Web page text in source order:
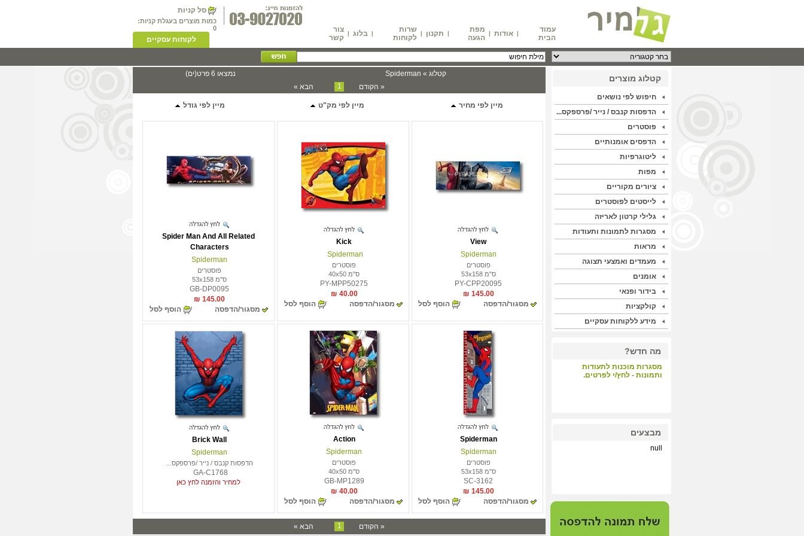
עמוד
הבית
| אודות |
מפת
הגעה
| תקנון |
שרות
לקוחות
| בלוג | צור
קשר
סל קניות
כמות מוצרים בעגלת קניות:
0
לקוחות עסקיים
קטלוג מוצרים
חיפוש לפי נושאים
הדפסות קנבס / נייר /פרספקס...
פוסטרים
הדפסים אומנותיים
ליטוגרפיות
מפות
ציורים מקוריים
לייסטים לפוסטרים
גלילי קרטון לאריזה
מסגרות לתמונות ותעודות
מראות
מעמדים ואמצעי תצוגה
אומנים
בידור ופנאי
קולקציות
מידע ללקוחות עסקיים
מה חדש?
מסגרות מוכנות לתעודות
ותמונות - לחץ/י לפרטים.
וסימולציה - לחץ/י לפרטים.
מבצעים
null
קטלוג » Spiderman
נמצאו 6 פרט(ים)
« הקודם
1 הבא »
מיין לפי מחיר מיין לפי מק"ט מיין לפי גודל
View
Spiderman
פוסטרים
ס"מ 53x158
PY-CPP20095
145.00 ₪
מסגור/הדפסה
הוסף לסל
Kick
Spiderman
פוסטרים
ס"מ 40x50
PY-MPP50275
40.00 ₪
מסגור/הדפסה
הוסף לסל
Spider Man And All Related
Characters
Spiderman
פוסטרים
ס"מ 53x158
GB-DP0095
145.00 ₪
מסגור/הדפסה
הוסף לסל
Spiderman
Spiderman
פוסטרים
ס"מ 53x158
SC-3162
145.00 ₪
מסגור/הדפסה
הוסף לסל
Action
Spiderman
פוסטרים
ס"מ 40x50
GB-MP1289
40.00 ₪
מסגור/הדפסה
הוסף לסל
Brick Wall
Spiderman
הדפסות קנבס / נייר /פרספקס...
GA-C1768
למחיר והזמנה לחץ כאן
« הקודם 1 הבא »